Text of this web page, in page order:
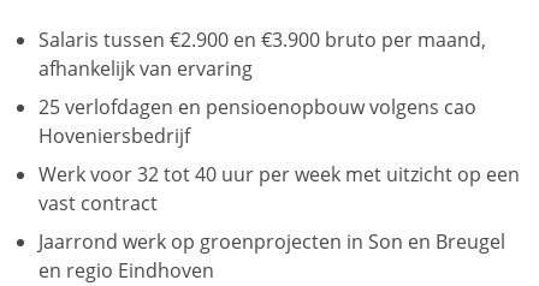
Salaris tussen €2.900 en €3.900 bruto per maand,
afhankelijk van ervaring
25 verlofdagen en pensioenopbouw volgens cao
Hoveniersbedrijf
Werk voor 32 tot 40 uur per week met uitzicht op een
vast contract
Jaarrond werk op groenprojecten in Son en Breugel
en regio Eindhoven